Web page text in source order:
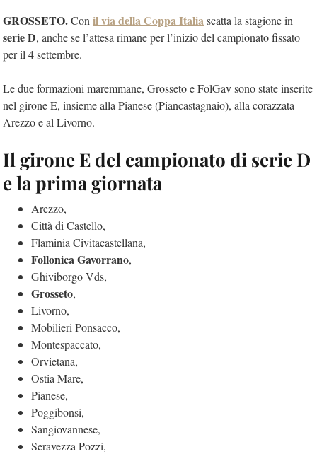
GROSSETO.Con il via della Coppa Italiascatta la stagione in
serie D, anche se l’attesa rimane per l’inizio del campionato fissato
per il 4 settembre.
Le due formazioni maremmane, Grosseto e FolGav sono state inserite
nel girone E, insieme alla Pianese (Piancastagnaio), alla corazzata
Arezzo e al Livorno.
Il girone E del campionato di serie D
e la prima giornata
Arezzo,
Città di Castello,
Flaminia Civitacastellana,
Follonica Gavorrano,
Ghiviborgo Vds,
Grosseto,
Livorno,
Mobilieri Ponsacco,
Montespaccato,
Orvietana,
Ostia Mare,
Pianese,
Poggibonsi,
Sangiovannese,
Seravezza Pozzi,